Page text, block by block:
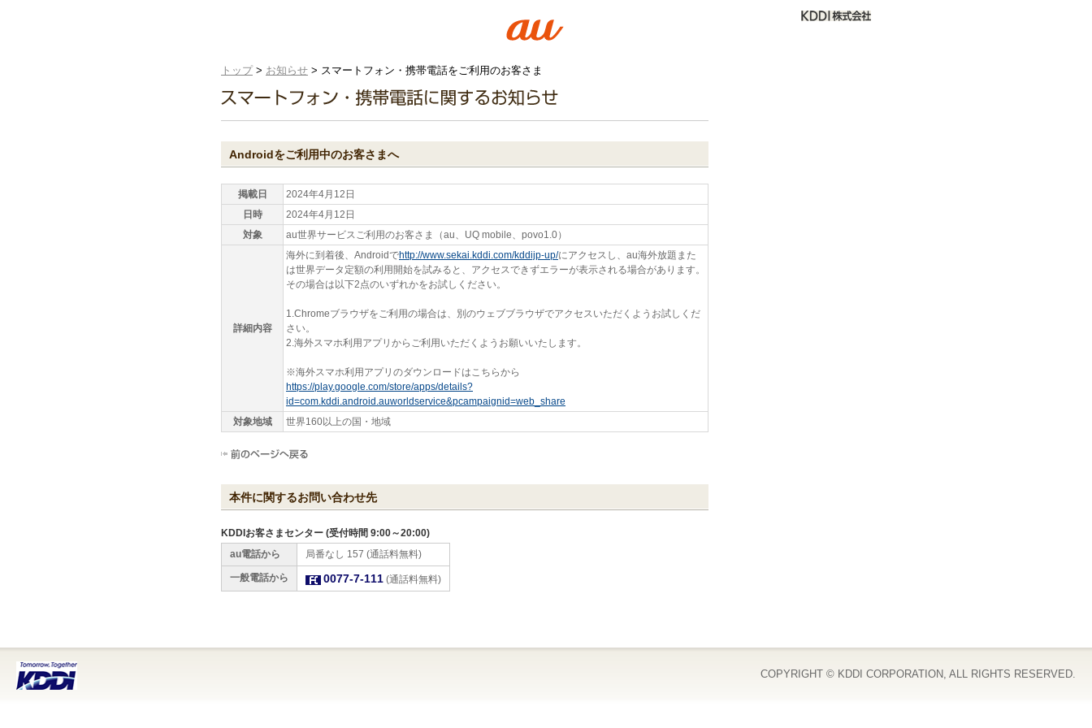
トップ> お知らせ > スマートフォン・携帯電話をご利用のお客さま
Androidをご利用中のお客さまへ
掲載日
2024年4月12日
日時
2024年4月12日
対象
au世界サービスご利用のお客さま（au、UQ mobile、povo1.0）
詳細内容
海外に到着後、Androidでhttp://www.sekai.kddi.com/kddijp-up/にアクセスし、au海外放題また
は世界データ定額の利用開始を試みると、アクセスできずエラーが表示される場合があります。
その場合は以下2点のいずれかをお試しください。
1.Chromeブラウザをご利用の場合は、別のウェブブラウザでアクセスいただくようお試しくだ
さい。
2.海外スマホ利用アプリからご利用いただくようお願いいたします。
※海外スマホ利用アプリのダウンロードはこちらから
https://play.google.com/store/apps/details?
id=com.kddi.android.auworldservice&pcampaignid=web_share
対象地域
世界160以上の国・地域
本件に関するお問い合わせ先
KDDIお客さまセンター (受付時間 9:00～20:00)
au電話から 局番なし 157 (通話料無料)
一般電話から 0077-7-111 (通話料無料)
COPYRIGHT © KDDI CORPORATION, ALL RIGHTS RESERVED.